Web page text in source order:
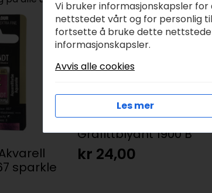
sparkle
Koh-i-Noor
Grafittblyant 1900 B
kr 24,00
Vi bruker informasjonskapsler
nettstedet vårt og for personlig
fortsette å bruke dette
informasjonskapsler.
Avvis alle cookies
Les mer